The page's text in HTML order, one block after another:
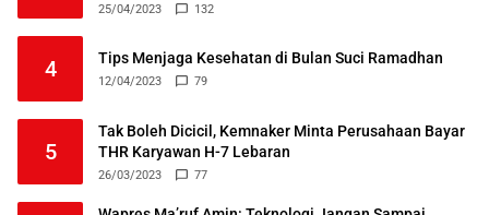
25/04/2023 132
4 Tips Menjaga Kesehatan di Bulan Suci Ramadhan
12/04/2023 79
5
Tak Boleh Dicicil, Kemnaker Minta Perusahaan Bayar
THR Karyawan H-7 Lebaran
26/03/2023 77